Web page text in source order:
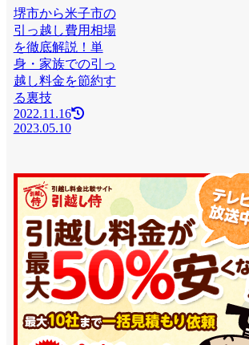
堺市から米子市の
引っ越し費用相場
を徹底解説！単
身・家族での引っ
越し料金を節約す
る裏技
2022.11.16
2023.05.10